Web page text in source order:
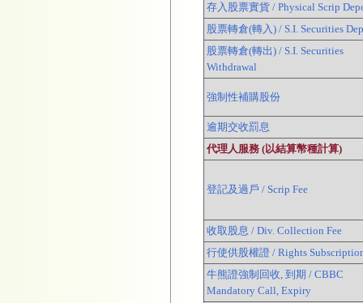
存入股票實貨 / Physical Scrip
股票轉倉(轉入) / S.I. Securities
股票轉倉(轉出) / S.I. Securities
Withdrawal
強制性補購股份
逾期交收罰息
代理人服務 (以結算幣種計算)
登記及過戶 / Scrip Fee
收取股息 / Div. Collection Fee
行使供股權證 / Rights
牛熊證強制回收, 到期 / CBBC
Mandatory Call, Expiry